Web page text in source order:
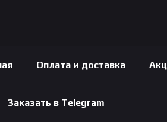
Оплата и доставка
Заказать в Telegram